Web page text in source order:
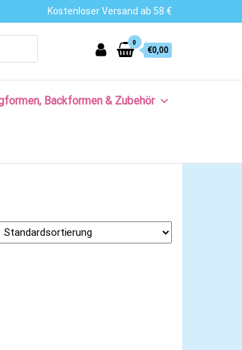
Kostenloser Versand ab 58 €
0
€0,00
Backformen & Zubehör